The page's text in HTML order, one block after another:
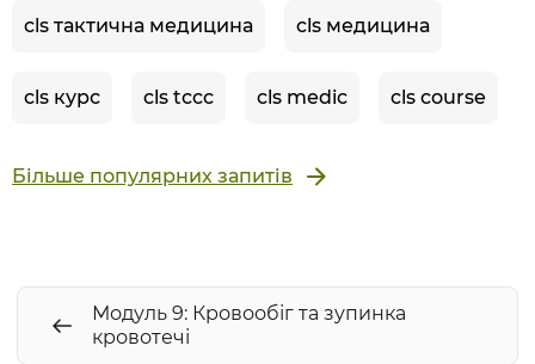
cls тактична медицина cls медицина
cls курс cls tccc cls medic cls course
Більше популярних запитів
Модуль 9: Кровообіг та зупинка
кровотечі